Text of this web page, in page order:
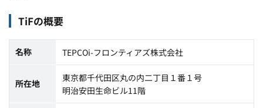
TiFの概要
名称 TEPCOi-フロンティアズ株式会社
所在地
東京都千代田区丸の内二丁目１番１号
明治安田生命ビル11階